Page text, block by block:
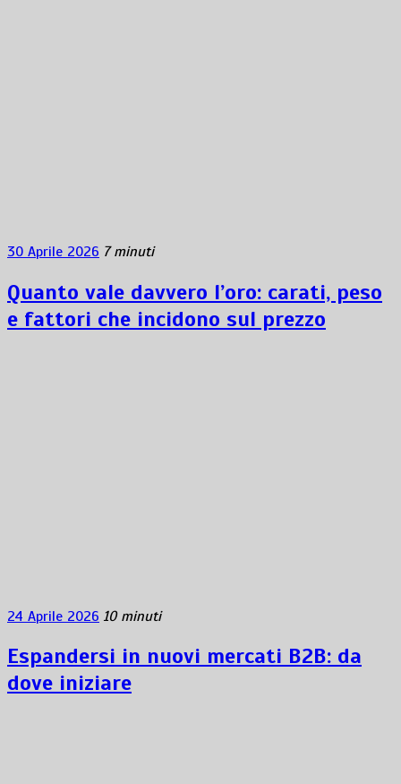
30 Aprile 2026 7 minuti
Quanto vale davvero l’oro: carati, peso
e fattori che incidono sul prezzo
24 Aprile 2026 10 minuti
Espandersi in nuovi mercati B2B: da
dove iniziare